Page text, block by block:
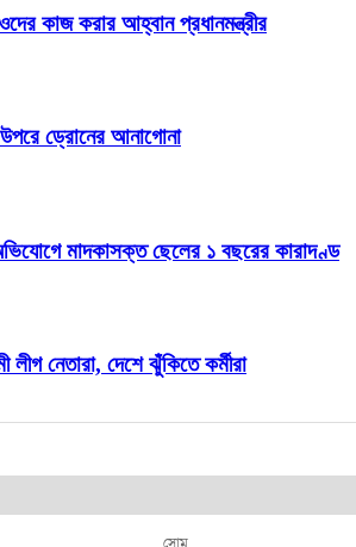
কাজ করার আহ্বান প্রধানমন্ত্রীর
উপরে ড্রোনের আনাগোনা
মাদকাসক্ত ছেলের ১ বছরের কারাদণ্ড
লীগ নেতারা, দেশে ঝুঁকিতে কর্মীরা